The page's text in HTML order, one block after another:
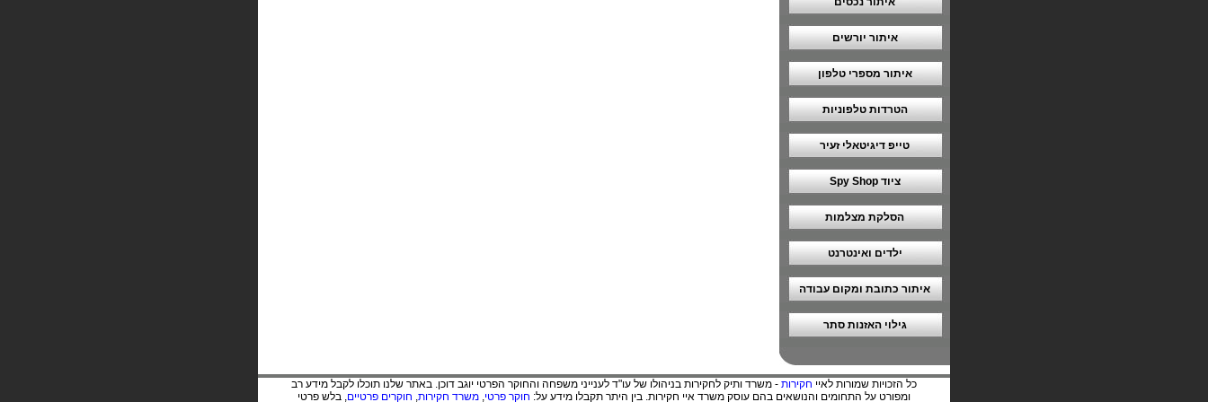
איתור יורשים
איתור מספרי טלפון
הטרדות טלפוניות
טייפ דיגיטאלי זעיר
ציוד Spy Shop
הסלקת מצלמות
ילדים ואינטרנט
איתור כתובת ומקום עבודה
גילוי האזנות סתר
כל הזכויות שמורות לאיי חקירות - משרד ותיק לחקירות בניהולו של עו"ד לענייני משפחה והחוקר הפרטי יוגב דוכן. באתר שלנו תוכלו לקבל מידע רב
ומפורט על התחומים והנושאים בהם עוסק משרד איי חקירות. בין היתר תקבלו מידע על: חוקר פרטי, משרד חקירות, חוקרים פרטיים, בלש פרטי